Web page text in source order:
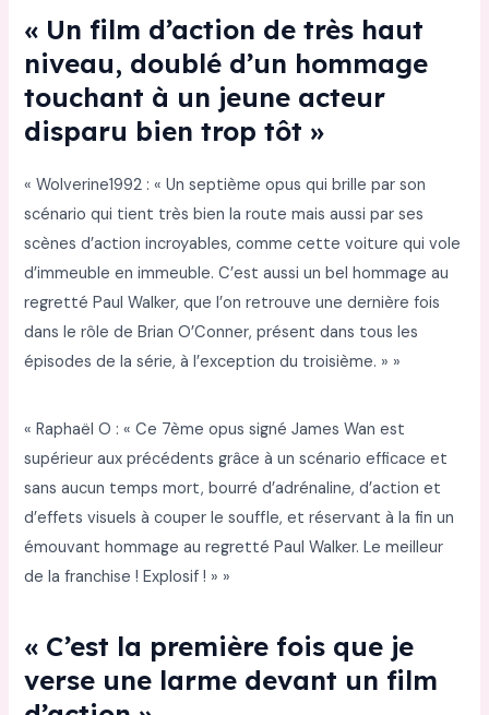
« Un film d’action de très haut
niveau, doublé d’un hommage
touchant à un jeune acteur
disparu bien trop tôt »
« Wolverine1992 : « Un septième opus qui brille par son
scénario qui tient très bien la route mais aussi par ses
scènes d’action incroyables, comme cette voiture qui vole
d’immeuble en immeuble. C’est aussi un bel hommage au
regretté Paul Walker, que l’on retrouve une dernière fois
dans le rôle de Brian O’Conner, présent dans tous les
épisodes de la série, à l’exception du troisième. » »
« Raphaël O : « Ce 7ème opus signé James Wan est
supérieur aux précédents grâce à un scénario efficace et
sans aucun temps mort, bourré d’adrénaline, d’action et
d’effets visuels à couper le souffle, et réservant à la fin un
émouvant hommage au regretté Paul Walker. Le meilleur
de la franchise ! Explosif ! » »
« C’est la première fois que je
verse une larme devant un film